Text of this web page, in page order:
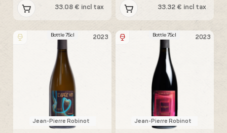
33.08 € incl tax
33.32 € incl tax
2023
Bottle 75cl
Jean-Pierre Robinot
2023
Bottle 75cl
Jean-Pierre Robinot